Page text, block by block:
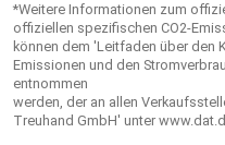
*Weitere Informationen zum
offiziellen spezifischen CO2-
können dem 'Leitfaden über den
Emissionen und den
entnommen
werden, der an allen
Treuhand GmbH' unter